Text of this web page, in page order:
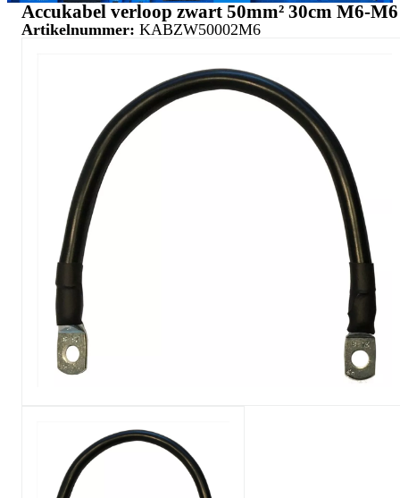
Accukabel verloop zwart 50mm² 30cm M6-M6
Artikelnummer: KABZW50002M6